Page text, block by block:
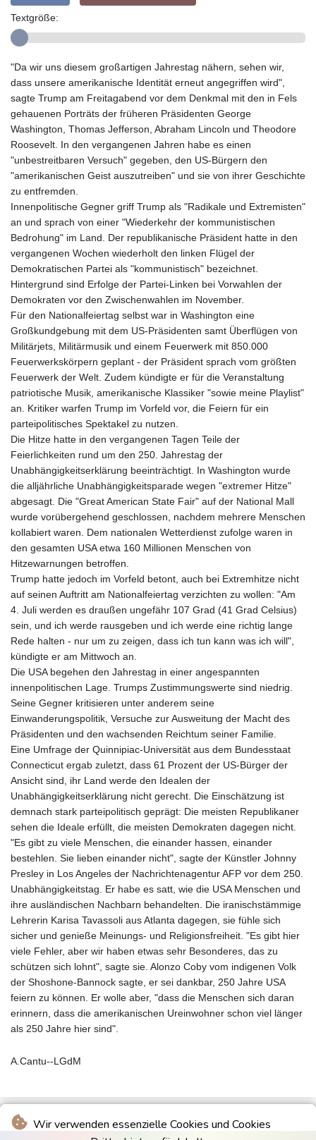
Wir verwenden essenzielle Cookies und Cookies
Textgröße:
"Da wir uns diesem großartigen Jahrestag nähern, sehen wir,
dass unsere amerikanische Identität erneut angegriffen wird",
sagte Trump am Freitagabend vor dem Denkmal mit den in Fels
gehauenen Porträts der früheren Präsidenten George
Washington, Thomas Jefferson, Abraham Lincoln und Theodore
Roosevelt. In den vergangenen Jahren habe es einen
"unbestreitbaren Versuch" gegeben, den US-Bürgern den
"amerikanischen Geist auszutreiben" und sie von ihrer Geschichte
zu entfremden.
Innenpolitische Gegner griff Trump als "Radikale und Extremisten"
an und sprach von einer "Wiederkehr der kommunistischen
Bedrohung" im Land. Der republikanische Präsident hatte in den
vergangenen Wochen wiederholt den linken Flügel der
Demokratischen Partei als "kommunistisch" bezeichnet.
Hintergrund sind Erfolge der Partei-Linken bei Vorwahlen der
Demokraten vor den Zwischenwahlen im November.
Für den Nationalfeiertag selbst war in Washington eine
Großkundgebung mit dem US-Präsidenten samt Überflügen von
Militärjets, Militärmusik und einem Feuerwerk mit 850.000
Feuerwerkskörpern geplant - der Präsident sprach vom größten
Feuerwerk der Welt. Zudem kündigte er für die Veranstaltung
patriotische Musik, amerikanische Klassiker "sowie meine Playlist"
an. Kritiker warfen Trump im Vorfeld vor, die Feiern für ein
parteipolitisches Spektakel zu nutzen.
Die Hitze hatte in den vergangenen Tagen Teile der
Feierlichkeiten rund um den 250. Jahrestag der
Unabhängigkeitserklärung beeinträchtigt. In Washington wurde
die alljährliche Unabhängigkeitsparade wegen "extremer Hitze"
abgesagt. Die "Great American State Fair" auf der National Mall
wurde vorübergehend geschlossen, nachdem mehrere Menschen
kollabiert waren. Dem nationalen Wetterdienst zufolge waren in
den gesamten USA etwa 160 Millionen Menschen von
Hitzewarnungen betroffen.
Trump hatte jedoch im Vorfeld betont, auch bei Extremhitze nicht
auf seinen Auftritt am Nationalfeiertag verzichten zu wollen: "Am
4. Juli werden es draußen ungefähr 107 Grad (41 Grad Celsius)
sein, und ich werde rausgeben und ich werde eine richtig lange
Rede halten - nur um zu zeigen, dass ich tun kann was ich will",
kündigte er am Mittwoch an.
Die USA begehen den Jahrestag in einer angespannten
innenpolitischen Lage. Trumps Zustimmungswerte sind niedrig.
Seine Gegner kritisieren unter anderem seine
Einwanderungspolitik, Versuche zur Ausweitung der Macht des
Präsidenten und den wachsenden Reichtum seiner Familie.
Eine Umfrage der Quinnipiac-Universität aus dem Bundesstaat
Connecticut ergab zuletzt, dass 61 Prozent der US-Bürger der
Ansicht sind, ihr Land werde den Idealen der
Unabhängigkeitserklärung nicht gerecht. Die Einschätzung ist
demnach stark parteipolitisch geprägt: Die meisten Republikaner
sehen die Ideale erfüllt, die meisten Demokraten dagegen nicht.
"Es gibt zu viele Menschen, die einander hassen, einander
bestehlen. Sie lieben einander nicht", sagte der Künstler Johnny
Presley in Los Angeles der Nachrichtenagentur AFP vor dem 250.
Unabhängigkeitstag. Er habe es satt, wie die USA Menschen und
ihre ausländischen Nachbarn behandelten. Die iranischstämmige
Lehrerin Karisa Tavassoli aus Atlanta dagegen, sie fühle sich
sicher und genieße Meinungs- und Religionsfreiheit. "Es gibt hier
viele Fehler, aber wir haben etwas sehr Besonderes, das zu
schützen sich lohnt", sagte sie. Alonzo Coby vom indigenen Volk
der Shoshone-Bannock sagte, er sei dankbar, 250 Jahre USA
feiern zu können. Er wolle aber, "dass die Menschen sich daran
erinnern, dass die amerikanischen Ureinwohner schon viel länger
als 250 Jahre hier sind".
A.Cantu--LGdM